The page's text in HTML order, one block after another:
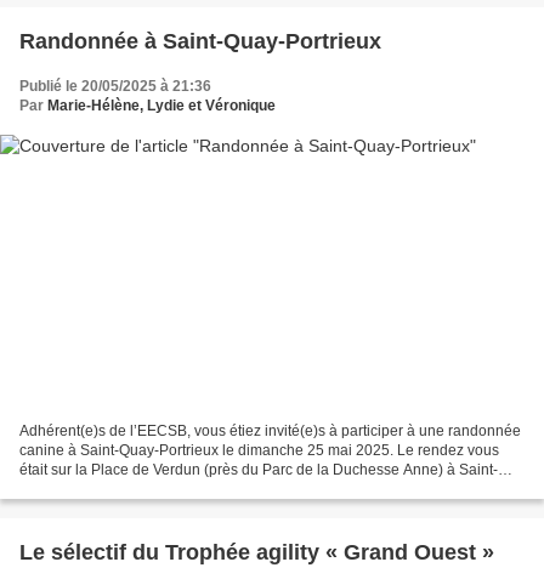
Randonnée à Saint-Quay-Portrieux
Publié le 20/05/2025 à 21:36
Par Marie-Hélène, Lydie et Véronique
Adhérent(e)s de l’EECSB, vous étiez invité(e)s à participer à une randonnée
canine à Saint-Quay-Portrieux le dimanche 25 mai 2025. Le rendez vous
était sur la Place de Verdun (près du Parc de la Duchesse Anne) à Saint-
Le sélectif du Trophée agility « Grand Ouest »